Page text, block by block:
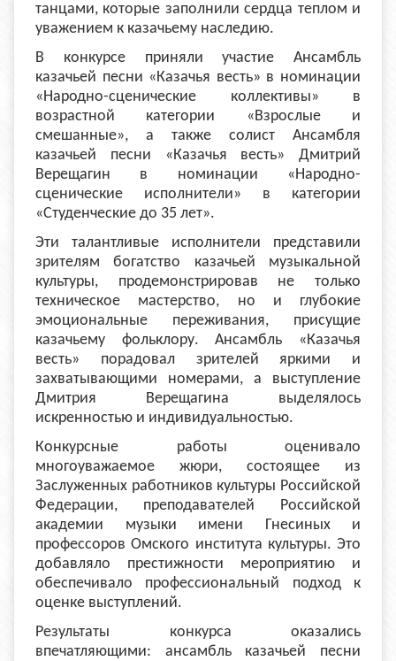
танцами, которые заполнили сердца теплом и
уважением к казачьему наследию.
В конкурсе приняли участие Ансамбль
казачьей песни «Казачья весть» в номинации
«Народно-сценические коллективы» в
возрастной категории «Взрослые и
смешанные», а также солист Ансамбля
казачьей песни «Казачья весть» Дмитрий
Верещагин в номинации «Народно-
сценические исполнители» в категории
«Студенческие до 35 лет».
Эти талантливые исполнители представили
зрителям богатство казачьей музыкальной
культуры, продемонстрировав не только
техническое мастерство, но и глубокие
эмоциональные переживания, присущие
казачьему фольклору. Ансамбль «Казачья
весть» порадовал зрителей яркими и
захватывающими номерами, а выступление
Дмитрия Верещагина выделялось
искренностью и индивидуальностью.
Конкурсные работы оценивало
многоуважаемое жюри, состоящее из
Заслуженных работников культуры Российской
Федерации, преподавателей Российской
академии музыки имени Гнесиных и
профессоров Омского института культуры. Это
добавляло престижности мероприятию и
обеспечивало профессиональный подход к
оценке выступлений.
Результаты конкурса оказались
впечатляющими: ансамбль казачьей песни